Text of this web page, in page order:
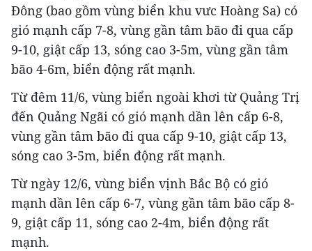
Đông (bao gồm vùng biển khu vưc Hoàng Sa) có
gió mạnh cấp 7-8, vùng gần tâm bão đi qua cấp
9-10, giật cấp 13, sóng cao 3-5m, vùng gần tâm
bão 4-6m, biển động rất mạnh.
Từ đêm 11/6, vùng biển ngoài khơi từ Quảng Trị
đến Quảng Ngãi có gió mạnh dần lên cấp 6-8,
vùng gần tâm bão đi qua cấp 9-10, giật cấp 13,
sóng cao 3-5m, biển động rất mạnh.
Từ ngày 12/6, vùng biển vịnh Bắc Bộ có gió
mạnh dần lên cấp 6-7, vùng gần tâm bão cấp 8-
9, giật cấp 11, sóng cao 2-4m, biển động rất
mạnh.